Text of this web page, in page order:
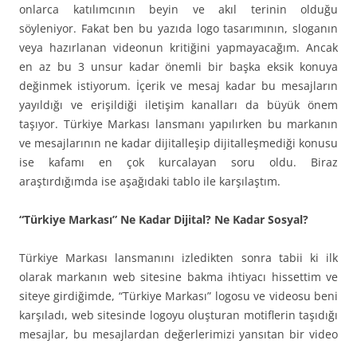
onlarca katılımcının beyin ve akıl terinin olduğu
söyleniyor. Fakat ben bu yazıda logo tasarımının, sloganın
veya hazırlanan videonun kritiğini yapmayacağım. Ancak
en az bu 3 unsur kadar önemli bir başka eksik konuya
değinmek istiyorum. İçerik ve mesaj kadar bu mesajların
yayıldığı ve erişildiği iletişim kanalları da büyük önem
taşıyor. Türkiye Markası lansmanı yapılırken bu markanın
ve mesajlarının ne kadar dijitalleşip dijitalleşmediği konusu
ise kafamı en çok kurcalayan soru oldu. Biraz
araştırdığımda ise aşağıdaki tablo ile karşılaştım.
“Türkiye Markası” Ne Kadar Dijital? Ne Kadar Sosyal?
Türkiye Markası lansmanını izledikten sonra tabii ki ilk
olarak markanın web sitesine bakma ihtiyacı hissettim ve
siteye girdiğimde, “Türkiye Markası” logosu ve videosu beni
karşıladı, web sitesinde logoyu oluşturan motiflerin taşıdığı
mesajlar, bu mesajlardan değerlerimizi yansıtan bir video